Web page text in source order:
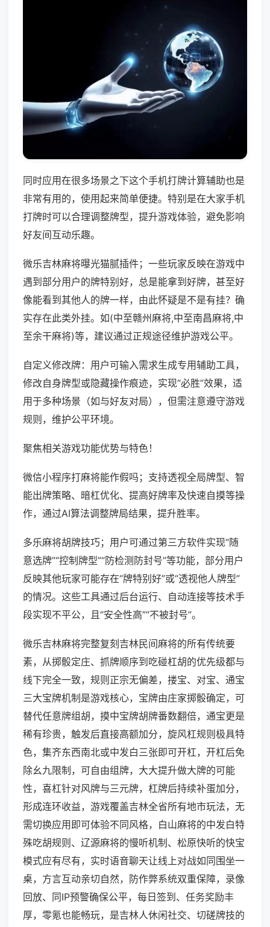
同时应用在很多场景之下这个手机打牌计算辅助也是
非常有用的，使用起来简单便捷。特别是在大家手机
打牌时可以合理调整牌型，提升游戏体验，避免影响
好友间互动乐趣。
微乐吉林麻将曝光猫腻插件；一些玩家反映在游戏中
遇到部分用户的牌特别好，总是能拿到好牌，甚至好
像能看到其他人的牌一样，由此怀疑是不是有挂？确
实存在此类外挂。如(中至赣州麻将,中至南昌麻将,中
至余干麻将)等，建议通过正规途径维护游戏公平。
自定义修改牌：用户可输入需求生成专用辅助工具，
修改自身牌型或隐藏操作痕迹，实现“必胜”效果，适
用于多种场景（如与好友对局），但需注意遵守游戏
规则，维护公平环境。
聚焦相关游戏功能优势与特色！
微信小程序打麻将能作假吗；支持透视全局牌型、智
能出牌策略、暗杠优化、提高好牌率及快速自摸等操
作，通过AI算法调整牌局结果，提升胜率。
多乐麻将胡牌技巧；用户可通过第三方软件实现“随
意选牌”“控制牌型”“防检测防封号”等功能，部分用户
反映其他玩家可能存在“牌特别好”或“透视他人牌型”
的情况。这些工具通过后台运行、自动连接等技术手
段实现不平公，且“安全性高”“不被封号”。
微乐吉林麻将完整复刻吉林民间麻将的所有传统要
素，从掷骰定庄、抓牌顺序到吃碰杠胡的优先级都与
线下完全一致，规则正宗无偏差，搂宝、对宝、通宝
三大宝牌机制是游戏核心，宝牌由庄家掷骰确定，可
替代任意牌组胡，摸中宝牌胡牌番数翻倍，通宝更是
稀有珍贵，触发后直接高额加分，旋风杠规则极具特
色，集齐东西南北或中发白三张即可开杠，开杠后免
除幺九限制，可自由组牌，大大提升做大牌的可能
性，喜杠针对风牌与三元牌，杠牌后持续补蛋加分，
形成连环收益，游戏覆盖吉林全省所有地市玩法，无
需切换应用即可体验不同风格，白山麻将的中发白特
殊吃胡规则、辽源麻将的慢听机制、松原快听的快宝
模式应有尽有，实时语音聊天让线上对战如同围坐一
桌，方言互动亲切自然，防作弊系统双重保障，录像
回放、同IP预警确保公平，每日签到、任务奖励丰
厚，零氪也能畅玩，是吉林人休闲社交、切磋牌技的